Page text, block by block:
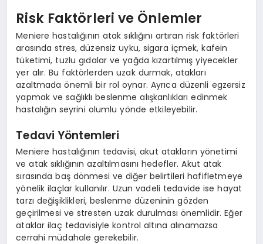
Risk Faktörleri ve Önlemler
Meniere hastalığının atak sıklığını artıran risk faktörleri
arasında stres, düzensiz uyku, sigara içmek, kafein
tüketimi, tuzlu gıdalar ve yağda kızartılmış yiyecekler
yer alır. Bu faktörlerden uzak durmak, atakları
azaltmada önemli bir rol oynar. Ayrıca düzenli egzersiz
yapmak ve sağlıklı beslenme alışkanlıkları edinmek
hastalığın seyrini olumlu yönde etkileyebilir.
Tedavi Yöntemleri
Meniere hastalığının tedavisi, akut atakların yönetimi
ve atak sıklığının azaltılmasını hedefler. Akut atak
sırasında baş dönmesi ve diğer belirtileri hafifletmeye
yönelik ilaçlar kullanılır. Uzun vadeli tedavide ise hayat
tarzı değişiklikleri, beslenme düzeninin gözden
geçirilmesi ve stresten uzak durulması önemlidir. Eğer
ataklar ilaç tedavisiyle kontrol altına alınamazsa
cerrahi müdahale gerekebilir.